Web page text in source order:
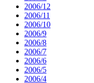
2006/12
2006/11
2006/10
2006/9
2006/8
2006/7
2006/6
2006/5
2006/4